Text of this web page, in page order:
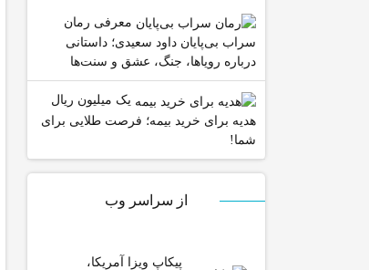
معرفی رمان
سراب بی‌پایان داود سعیدی؛ داستانی
درباره رویاها، جنگ، عشق و سنت‌ها
یک میلیون ریال
هدیه برای خرید بیمه؛ فرصت طلایی برای
شما!
از سراسر وب
پیکاپ ویزا آمریکا،